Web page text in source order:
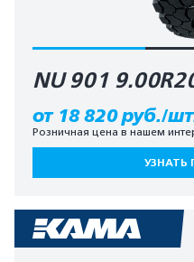
NU 901
от 18 820 руб./
Розничная цена в нашем
УЗНАТЬ